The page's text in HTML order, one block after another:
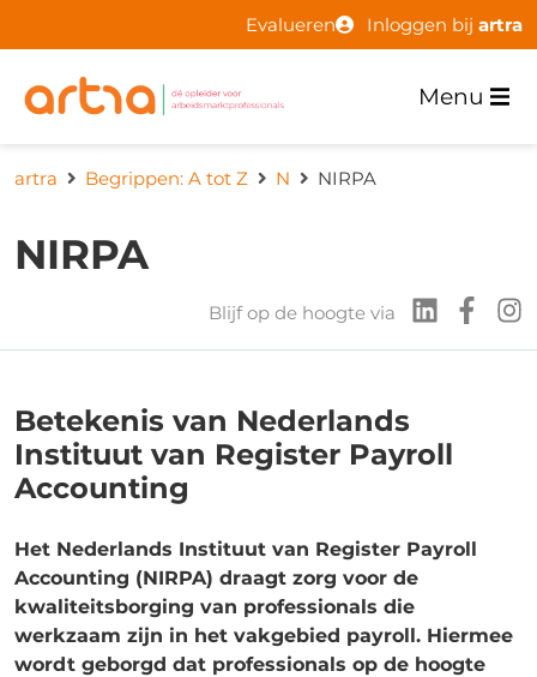
Evalueren Inloggen bij artra
Menu
artra Begrippen: A tot Z N NIRPA
NIRPA
Blijf op de hoogte via
Betekenis van Nederlands
Instituut van Register Payroll
Accounting
Het Nederlands Instituut van Register Payroll
Accounting (NIRPA) draagt zorg voor de
kwaliteitsborging van professionals die
werkzaam zijn in het vakgebied payroll. Hiermee
wordt geborgd dat professionals op de hoogte